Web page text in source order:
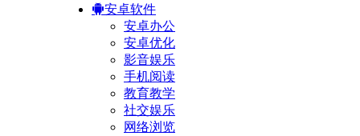
安卓软件
安卓办公
安卓优化
影音娱乐
手机阅读
教育教学
社交娱乐
网络浏览